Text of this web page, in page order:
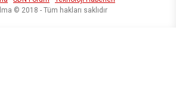
© 2018 - Tüm hakları saklıdır